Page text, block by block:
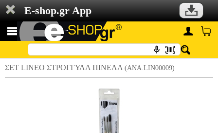
E-shop.gr App
ΣΕΤ LINEO ΣΤΡΟΓΓΥΛΑ ΠΙΝΕΛΑ (ANA.LIN00009)